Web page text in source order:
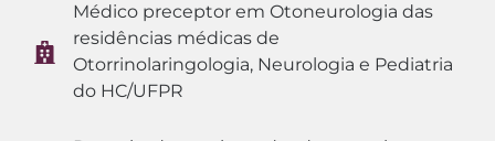
Médico preceptor em Otoneurologia das
residências médicas de
Otorrinolaringologia, Neurologia e Pediatria
do HC/UFPR